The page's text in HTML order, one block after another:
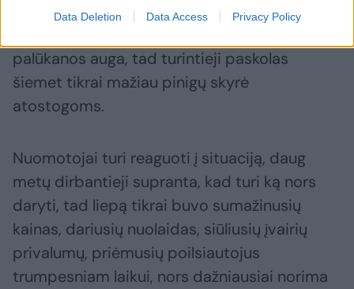
Data Deletion Data Access Privacy Policy
o paklausa – ne, ji net sumažėjo, palyginti su
palūkanos auga, tad turintieji paskolas
šiemet tikrai mažiau pinigų skyrė
atostogoms.
Nuomotojai turi reaguoti į situaciją, daug
metų dirbantieji supranta, kad turi ką nors
daryti, tad liepą tikrai buvo sumažinusių
kainas, dariusių nuolaidas, siūliusių įvairių
privalumų, priėmusių poilsiautojus
trumpesniam laikui, nors dažniausiai norima